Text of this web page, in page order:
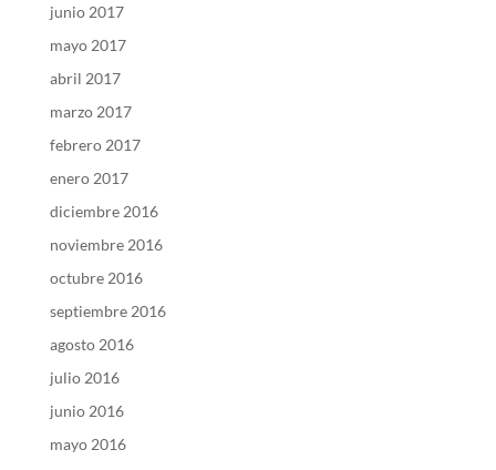
junio 2017
mayo 2017
abril 2017
marzo 2017
febrero 2017
enero 2017
diciembre 2016
noviembre 2016
octubre 2016
septiembre 2016
agosto 2016
julio 2016
junio 2016
mayo 2016